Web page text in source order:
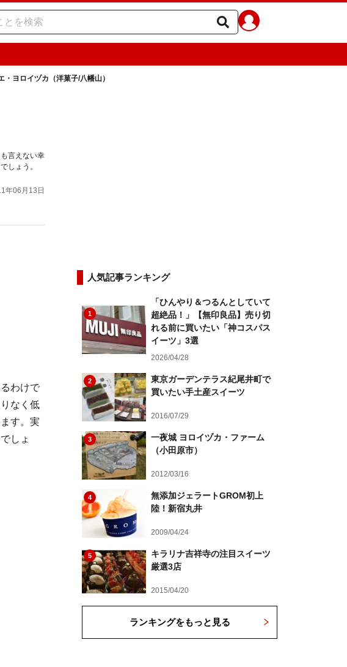
・ヨロイヅカ（洋菓子/八幡山）
言えない幸
しょう。
年06月13日
わけで
なく低
す。実
しょ
人気記事ランキング
1
「ひんやり＆つるんとしていて
超絶品！」【無印良品】売り切
れる前に買いたい「神コスパス
イーツ」3選
2026/04/28
2
東京ガーデンテラス紀尾井町で
買いたい手土産スイーツ
2016/07/29
3
一夜城 ヨロイヅカ・ファーム
（小田原市）
2012/03/16
4
無添加ジェラートGROM初上
陸！新宿丸井
2009/04/24
5
キラリナ吉祥寺の注目スイーツ
厳選3店
2015/04/20
ランキングをもっと見る